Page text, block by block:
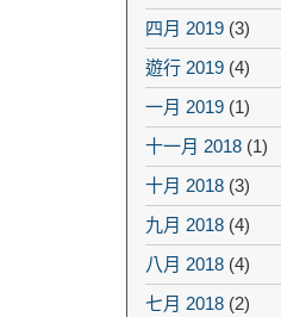
四月 2019 (3)
遊行 2019 (4)
一月 2019 (1)
十一月 2018 (1)
十月 2018 (3)
九月 2018 (4)
八月 2018 (4)
七月 2018 (2)